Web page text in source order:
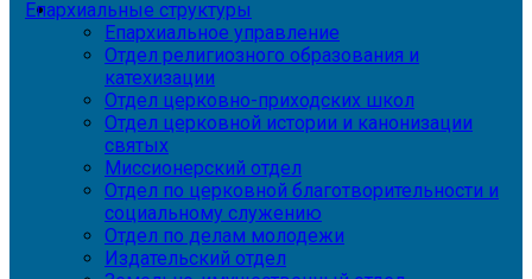
Епархиальные структуры
Епархиальное управление
Отдел религиозного образования и
катехизации
Отдел церковно-приходских школ
Отдел церковной истории и канонизации
святых
Миссионерский отдел
Отдел по церковной благотворительности и
социальному служению
Отдел по делам молодежи
Издательский отдел